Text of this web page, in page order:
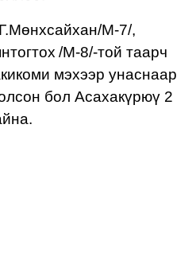
/М-7/,
/М-8/-той таарч
мэхээр унаснаар
бол Асахакүрюү 2